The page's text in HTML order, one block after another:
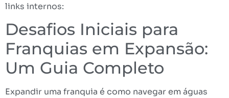
links internos:
Desafios Iniciais para
Franquias em Expansão:
Um Guia Completo
Expandir uma franquia é como navegar em águas